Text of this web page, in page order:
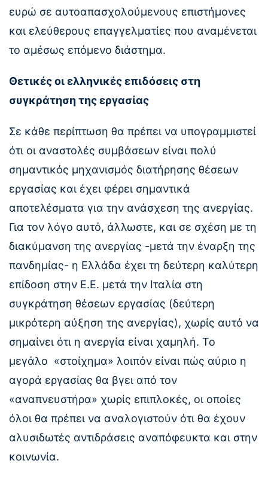
ευρώ σε αυτοαπασχολούμενους επιστήμονες
και ελεύθερους επαγγελματίες που αναμένεται
το αμέσως επόμενο διάστημα.
Θετικές οι ελληνικές επιδόσεις στη
συγκράτηση της εργασίας
Σε κάθε περίπτωση θα πρέπει να υπογραμμιστεί
ότι οι αναστολές συμβάσεων είναι πολύ
σημαντικός μηχανισμός διατήρησης θέσεων
εργασίας και έχει φέρει σημαντικά
αποτελέσματα για την ανάσχεση της ανεργίας.
Για τον λόγο αυτό, άλλωστε, και σε σχέση με τη
διακύμανση της ανεργίας -μετά την έναρξη της
πανδημίας- η Ελλάδα έχει τη δεύτερη καλύτερη
επίδοση στην Ε.Ε. μετά την Ιταλία στη
συγκράτηση θέσεων εργασίας (δεύτερη
μικρότερη αύξηση της ανεργίας), χωρίς αυτό να
σημαίνει ότι η ανεργία είναι χαμηλή. Το
μεγάλο «στοίχημα» λοιπόν είναι πώς αύριο η
αγορά εργασίας θα βγει από τον
«αναπνευστήρα» χωρίς επιπλοκές, οι οποίες
όλοι θα πρέπει να αναλογιστούν ότι θα έχουν
αλυσιδωτές αντιδράσεις αναπόφευκτα και στην
κοινωνία.